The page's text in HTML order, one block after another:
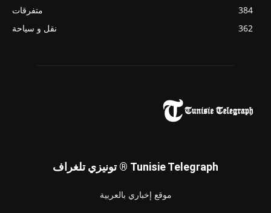
متفرقات
384
نقل و سياحة
362
تونيزي تلغراف ® Tunisie Telegraph
موقع إخباري بالعربية